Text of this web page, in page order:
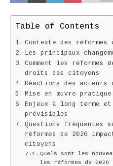
Table of Contents
Contexte des réformes
Les principaux
Comment les réformes
droits des citoyens
Réactions des acteurs
Mise en œuvre
Enjeux à long terme
prévisibles
Questions fréquentes
réformes de 2026
citoyens
Quels sont les
les réformes de 2026